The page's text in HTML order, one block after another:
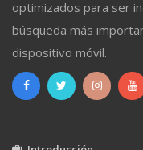
optimizados para ser
búsqueda más
dispositivo móvil.